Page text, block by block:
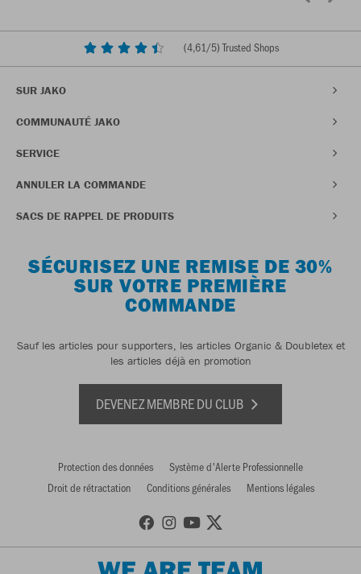
(4,61/5) Trusted Shops
SUR JAKO
COMMUNAUTÉ JAKO
SERVICE
ANNULER LA COMMANDE
SACS DE RAPPEL DE PRODUITS
SÉCURISEZ UNE REMISE DE 30%
SUR VOTRE PREMIÈRE
COMMANDE
Sauf les articles pour supporters, les articles Organic & Doubletex et
les articles déjà en promotion
DEVENEZ MEMBRE DU CLUB
Protection des données
Système d'Alerte Professionnelle
Droit de rétractation
Conditions générales Mentions légales